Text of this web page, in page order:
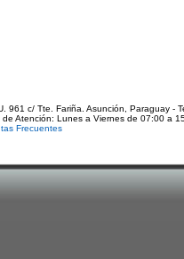
961 c/ Tte. Fariña. Asunción, Paraguay -
de Atención: Lunes a Viernes de 07:00 a
Frecuentes